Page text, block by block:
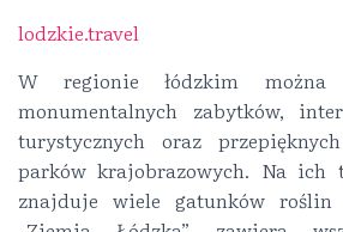
lodzkie.travel
W regionie łódzkim można
monumentalnych zabytków,
turystycznych oraz
parków krajobrazowych. Na ich
znajduje wiele gatunków